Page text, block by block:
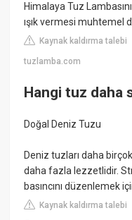
Himalaya Tuz
ışık vermesi muhtemel
Kaynak kaldırma talebi
tuzlamba.com
Hangi tuz daha
Doğal Deniz Tuzu
Deniz tuzları daha
daha fazla lezzetlidir.
basıncını düzenlemek
Kaynak kaldırma talebi